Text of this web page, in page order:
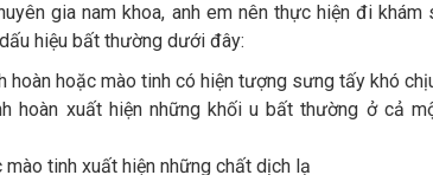
gia nam khoa, anh em nên thực hiện đi
hiệu bất thường dưới đây:
hoàn hoặc mào tinh có hiện tượng sưng tấy khó
hoàn xuất hiện những khối u bất thường ở cả
mào tinh xuất hiện những chất dịch lạ